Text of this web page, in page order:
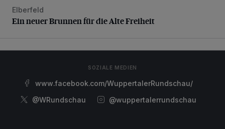
Ein neuer Brunnen für die Alte Freiheit
Elberfeld
Ein neuer Brunnen für die Alte Freiheit
SOZIALE MEDIEN
www.facebook.com/WuppertalerRundschau/
@WRundschau
@wuppertalerrundschau